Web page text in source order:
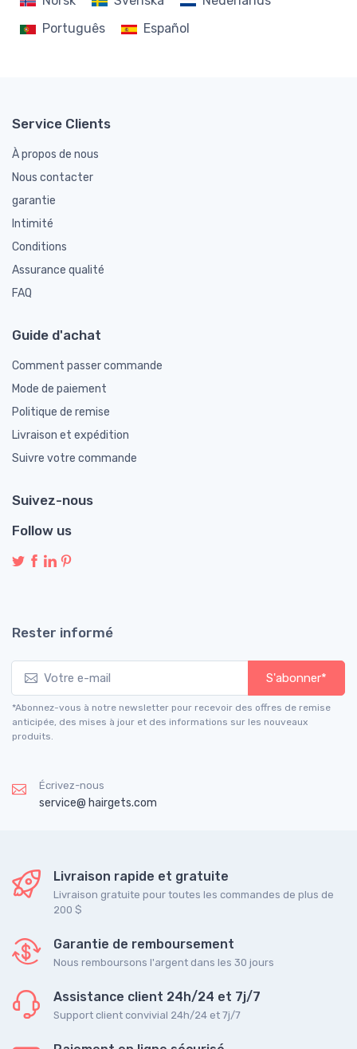
Português
Español
Service Clients
À propos de nous
Nous contacter
garantie
Intimité
Conditions
Assurance qualité
FAQ
Guide d'achat
Comment passer commande
Mode de paiement
Politique de remise
Livraison et expédition
Suivre votre commande
Suivez-nous
Follow us
Rester informé
S'abonner*
*Abonnez-vous à notre newsletter pour recevoir des offres de remise
anticipée, des mises à jour et des informations sur les nouveaux
produits.
Écrivez-nous
service@ hairgets.com
Livraison rapide et gratuite
Livraison gratuite pour toutes les commandes de plus de
200 $
Garantie de remboursement
Nous remboursons l'argent dans les 30 jours
Assistance client 24h/24 et 7j/7
Support client convivial 24h/24 et 7j/7